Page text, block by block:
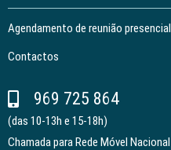
Agendamento de reunião presencial
Contactos
969 725 864
(das 10-13h e 15-18h)
Chamada para Rede Móvel Nacional